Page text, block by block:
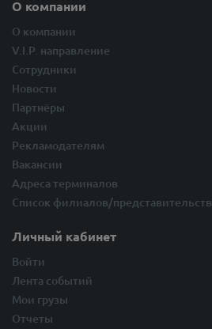
О компании
О компании
V.I.P. направление
Сотрудники
Новости
Партнёры
Акции
Рекламодателям
Вакансии
Адреса терминалов
Список филиалов/представительств
Личный кабинет
Войти
Лента событий
Мои грузы
Отчеты